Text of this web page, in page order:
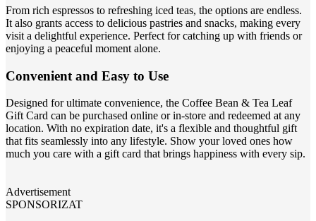
From rich espressos to refreshing iced teas, the options are endless.
It also grants access to delicious pastries and snacks, making every
visit a delightful experience. Perfect for catching up with friends or
enjoying a peaceful moment alone.
Convenient and Easy to Use
Designed for ultimate convenience, the Coffee Bean & Tea Leaf
Gift Card can be purchased online or in-store and redeemed at any
location. With no expiration date, it's a flexible and thoughtful gift
that fits seamlessly into any lifestyle. Show your loved ones how
much you care with a gift card that brings happiness with every sip.
Advertisement
SPONSORIZAT